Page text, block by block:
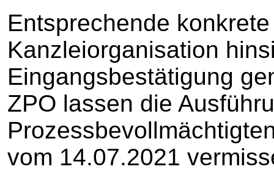
Entsprechende
Kanzleiorganisation
Eingangsbestätigung
ZPO lassen die
vom 14.07.2021